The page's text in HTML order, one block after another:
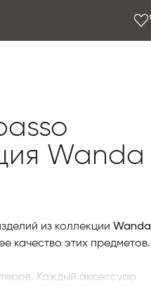
Wanda
из коллекции Wanda
качество этих предметов.
Каждый аксессуар